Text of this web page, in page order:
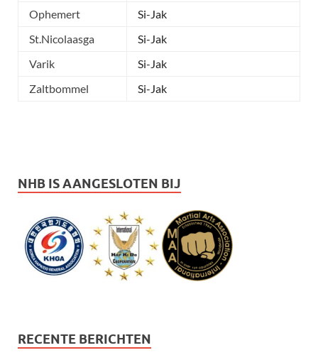
Ophemert
Si-Jak
St.Nicolaasga
Si-Jak
Varik
Si-Jak
Zaltbommel
Si-Jak
NHB IS AANGESLOTEN BIJ
RECENTE BERICHTEN